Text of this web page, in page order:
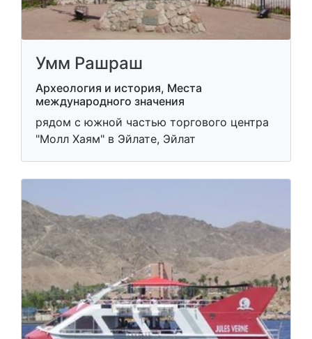
Умм Рашраш
Археология и история, Места
международного значения
рядом с южной частью торгового центра
"Молл Хаям" в Эйлате, Эйлат